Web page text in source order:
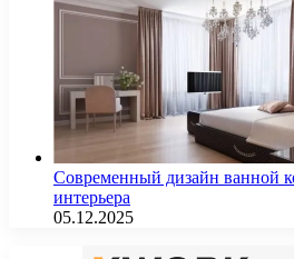
Современный дизайн ванной
интерьера
05.12.2025